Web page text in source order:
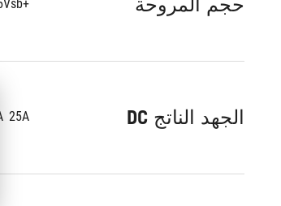
+3.3V +5V +12V -12V +5Vsb
الجهد الناتج DC 25A	25A	83.3A 0.3A 3A